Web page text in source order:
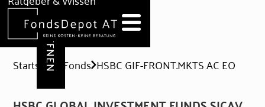
Hilfe & Formulare
DEPOT ERÖFFNEN
Startseite Fonds HSBC GIF-FRONT.MKTS AC EO